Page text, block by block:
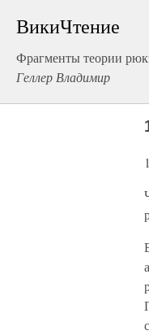
ВикиЧтение
Фрагменты теории
Геллер Владимир